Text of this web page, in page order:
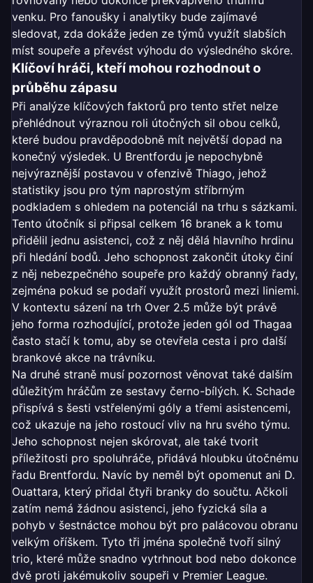
venku. Pro fanoušky i analytiky bude zajímavé
sledovat, zda dokáže jeden ze týmů využít slabších
míst soupeře a převést výhodu do výsledného skóre.
Klíčoví hráči, kteří mohou rozhodnout o
průběhu zápasu
Při analýze klíčových faktorů pro tento střet nelze
přehlédnout výraznou roli útočných sil obou celků,
které budou pravděpodobně mít největší dopad na
konečný výsledek. U Brentfordu je nepochybně
nejvýraznější postavou v ofenzivě Thiago, jehož
statistiky jsou pro tým naprostým stříbrným
podkladem s ohledem na potenciál na trhu s sázkami.
Tento útočník si připsal celkem 16 branek a k tomu
přidělil jednu asistenci, což z něj dělá hlavního hrdinu
při hledání bodů. Jeho schopnost zakončit útoky činí
z něj nebezpečného soupeře pro každý obranný řady,
zejména pokud se podaří využít prostorů mezi liniemi.
V kontextu sázení na trh Over 2.5 může být právě
jeho forma rozhodující, protože jeden gól od Thagaa
často stačí k tomu, aby se otevřela cesta i pro další
brankové akce na trávníku.
Na druhé straně musí pozornost věnovat také dalším
důležitým hráčům ze sestavy černo-bílých. K. Schade
přispívá s šesti vstřelenými góly a třemi asistencemi,
což ukazuje na jeho rostoucí vliv na hru svého týmu.
Jeho schopnost nejen skórovat, ale také tvorit
příležitosti pro spoluhráče, přidává hloubku útočnému
řadu Brentfordu. Navíc by neměl být opomenut ani D.
Ouattara, který přidal čtyři branky do součtu. Ačkoli
zatím nemá žádnou asistenci, jeho fyzická síla a
pohyb v šestnáctce mohou být pro palácovou obranu
velkým oříškem. Tyto tři jména společně tvoří silný
trio, které může snadno vytrhnout bod nebo dokonce
dvě proti jakémukoliv soupeři v Premier League.